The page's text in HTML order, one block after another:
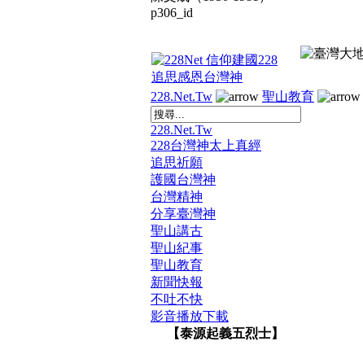
p306_id
228.Net.Tw 聖山教育
228.Net.Tw
228台灣神太上真經
追思祈願
護國台灣神
台灣精神
分享臺灣神
聖山講古
聖山紀事
聖山教育
新聞快報
不吐不快
影音播放下載
【泰源起義五烈士】